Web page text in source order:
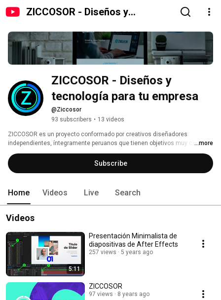
ZICCOSOR - Diseños y
ZICCOSOR - Diseños y
tecnología para tu empresa
@Ziccosor
93 subscribers • 13 videos
ZICCOSOR es un proyecto conformado por creativos diseñadores
independientes, íntegramente peruanos que tienen objetivos muy claros
en ofrecerle compromiso, seriedad y la máxima calidad en el trabajo.
...more
Subscribe
Home Videos Live Search
Videos
5:11
Presentación Minimalista de
diapositivas de After Effects
257 views 5 years ago
ZICCOSOR
97 views 8 years ago